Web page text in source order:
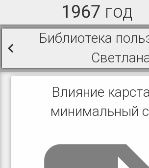
1967 год
Библиотека
Влияние
минимальный